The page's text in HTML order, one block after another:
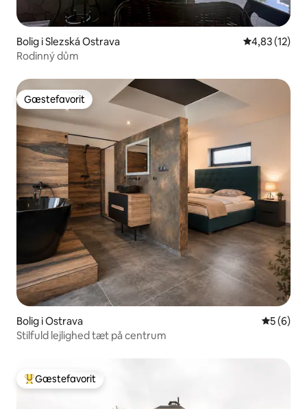
Bolig i Slezská Ostrava 4,83 ud af 5
4,83 (12)
Rodinný dům
Gæstefavorit
Gæstefavorit
Bolig i Ostrava 5 ud af 5
5 (6)
Stilfuld lejlighed tæt på centrum
Bedste gæstefavorit
Gæstefavorit